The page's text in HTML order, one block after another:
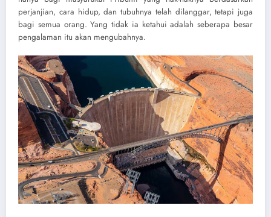
perjanjian, cara hidup, dan tubuhnya telah dilanggar, tetapi juga
bagi semua orang. Yang tidak ia ketahui adalah seberapa besar
pengalaman itu akan mengubahnya.